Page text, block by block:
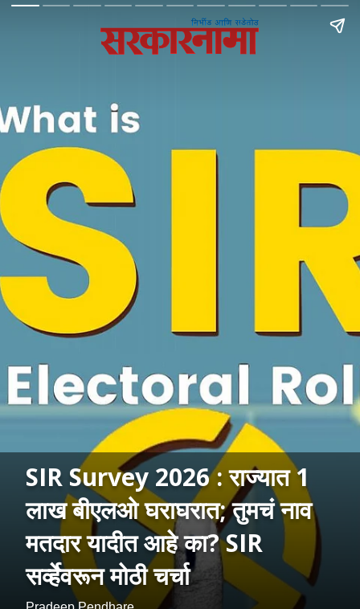
SIR Survey 2026 : राज्यात 1
लाख बीएलओ घराघरात; तुमचं नाव
मतदार यादीत आहे का? SIR
सर्व्हेवरून मोठी चर्चा